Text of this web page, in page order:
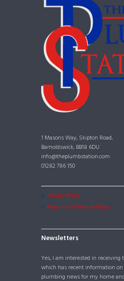
1 Masons Way, Skipton Road,
Barnoldswick, BB18 6DU
info@theplumbstation.com
01282 786 150
Privacy Policy
Return and Refund Policy
Newsletters
Yes, I am interested in
which has recent information
plumbing news for my home